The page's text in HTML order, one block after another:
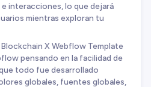
interacciones, lo que dejará
mientras exploran tu
Blockchain X Webflow Template
pensando en la facilidad de
todo fue desarrollado
globales, fuentes globales,